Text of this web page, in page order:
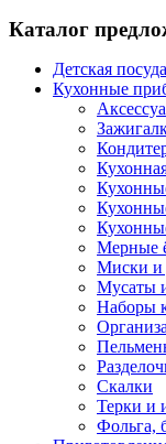
Каталог
Детская посуда
Кухонные
Мерные
Миски и
Мусаты
Наборы
Скалки
Терки и
Фольга,